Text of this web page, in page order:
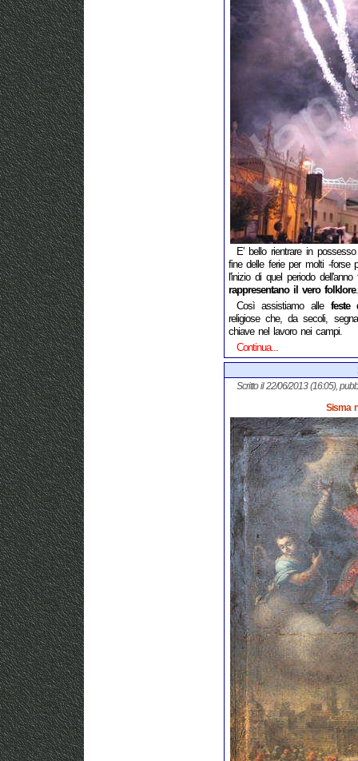
E' bello rientrare in
fine delle ferie per molti -
l'inizio di quel periodo
rappresentano il vero folklore.
Così assistiamo alle feste
religiose che, da secoli,
chiave nel lavoro nei campi.
Continua...
Scritto il 22/06/2013 (16:05),
Sisma